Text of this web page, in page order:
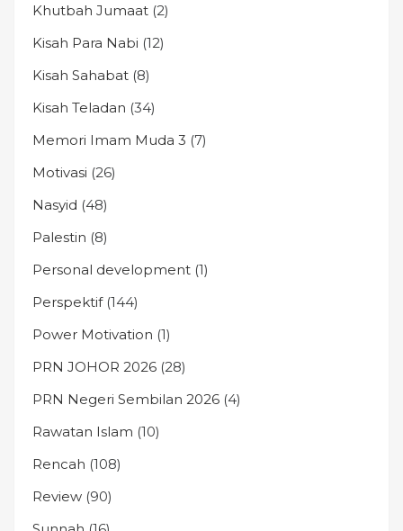
Khutbah Jumaat (2)
Kisah Para Nabi (12)
Kisah Sahabat (8)
Kisah Teladan (34)
Memori Imam Muda 3 (7)
Motivasi (26)
Nasyid (48)
Palestin (8)
Personal development (1)
Perspektif(144)
Power Motivation (1)
PRN JOHOR 2026 (28)
PRN Negeri Sembilan 2026 (4)
Rawatan Islam (10)
Rencah (108)
Review (90)